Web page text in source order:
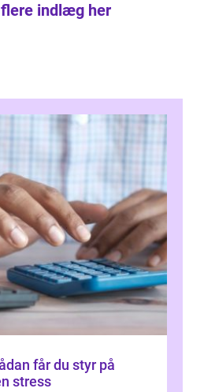
indlæg her
stress